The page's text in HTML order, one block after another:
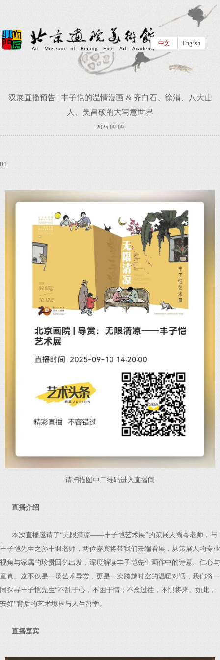
English
中文
双展直播预告 | 丰子恺的温情漫画 & 齐白石、徐渭、八大山
人、吴昌硕的大写意世界
2025-09-09
01
请扫描图中二维码进入直播间
直播介绍
本次直播邀请了“无限清凉——丰子恺艺术展”的策展人裔萼老师，与
丰子恺先生之孙丰羽老师，两位嘉宾将带我们云端看展，从策展人的专业
视角与家属的珍贵回忆出发，深度解读丰子恺先生画作中的诗意、仁心与
童真。这不仅是一场艺术导赏，更是一次跨越时空的温暖对话，我们将一
同探寻丰子恺先生“不乱于心，不困于情；不念过往，不惧将来。如此，
安好”背后的艺术境界与人生哲学。
直播嘉宾